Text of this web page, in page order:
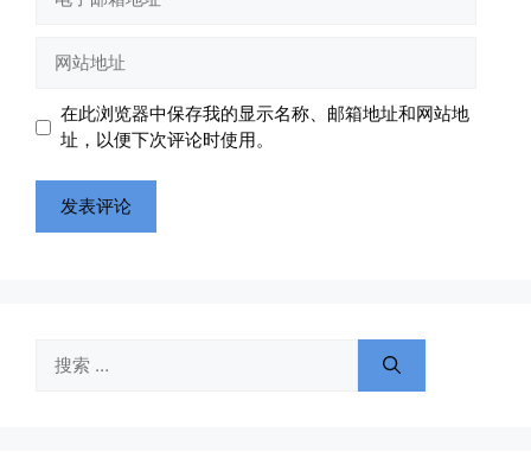
址
址
在此浏览器中保存我的显示名称、邮箱地址和网站地
址，以便下次评论时使用。
索：